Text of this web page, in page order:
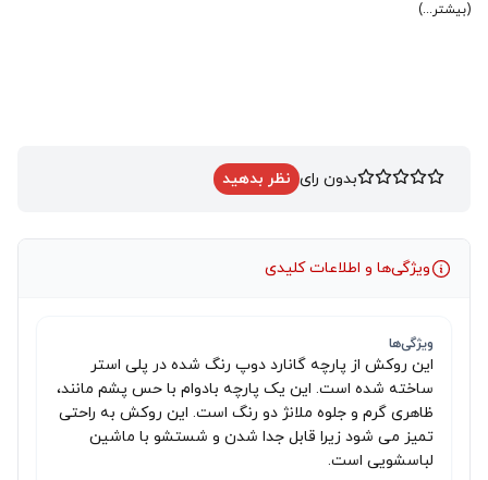
(بیشتر...)
بدون رای نظر بدهید
ویژگی‌ها و اطلاعات کلیدی
ویژگی‌ها
این روکش از پارچه گانارد دوپ رنگ شده در پلی استر
ساخته شده است. این یک پارچه بادوام با حس پشم مانند،
ظاهری گرم و جلوه ملانژ دو رنگ است. این روکش به راحتی
تمیز می شود زیرا قابل جدا شدن و شستشو با ماشین
لباسشویی است.